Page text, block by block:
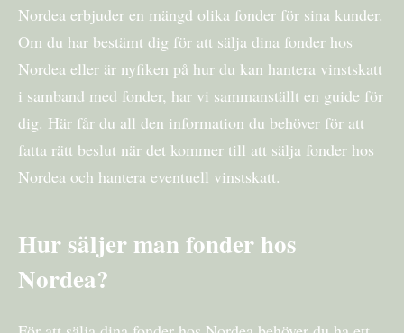
Nordea erbjuder en mängd olika fonder för sina kunder.
Om du har bestämt dig för att sälja dina fonder hos
Nordea eller är nyfiken på hur du kan hantera vinstskatt
i samband med fonder, har vi sammanställt en guide för
dig. Här får du all den information du behöver för att
fatta rätt beslut när det kommer till att sälja fonder hos
Nordea och hantera eventuell vinstskatt.
Hur säljer man fonder hos
Nordea?